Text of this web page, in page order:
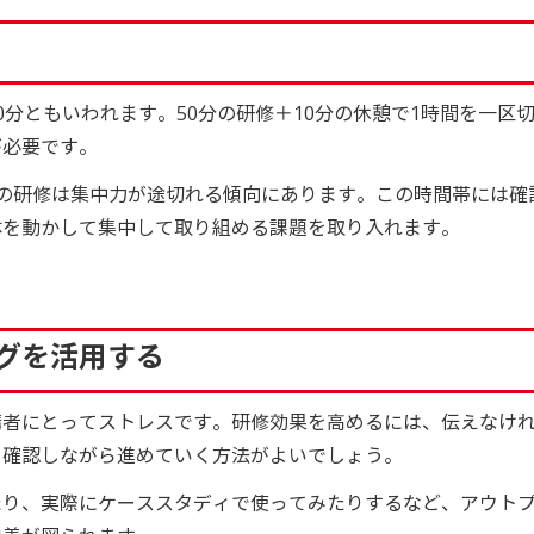
ともいわれます。50分の研修＋10分の休憩で1時間を一区
要です。
研修は集中力が途切れる傾向にあります。この時間帯には確
動かして集中して取り組める課題を取り入れます。
を活用する
にとってストレスです。研修効果を高めるには、伝えなけ
認しながら進めていく方法がよいでしょう。
、実際にケーススタディで使ってみたりするなど、アウト